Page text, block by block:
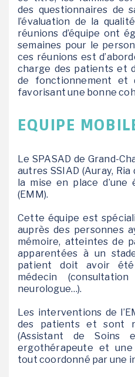
des questionnaires de
l’évaluation de la
réunions d’équipe ont
semaines pour le
ces réunions est
charge des patients et
de fonctionnement et
favorisant une bonne
EQUIPE
Le SPASAD de Grand-
autres SSIAD (Auray,
la mise en place d’une
(EMM).
Cette équipe est
auprès des personnes
mémoire, atteintes de
apparentées à un
patient doit avoir
médecin
neurologue…).
Les interventions de
des patients et sont
(Assistant de Soins
ergothérapeute et
tout coordonné par une